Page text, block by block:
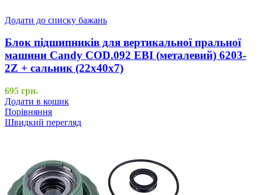
Додати до списку бажань
Блок підшипників для вертикальної пральної
машини Candy COD.092 EBI (металевий) 6203-
2Z + сальник (22x40x7)
695 грн.
Додати в кошик
Порівняння
Швидкий перегляд